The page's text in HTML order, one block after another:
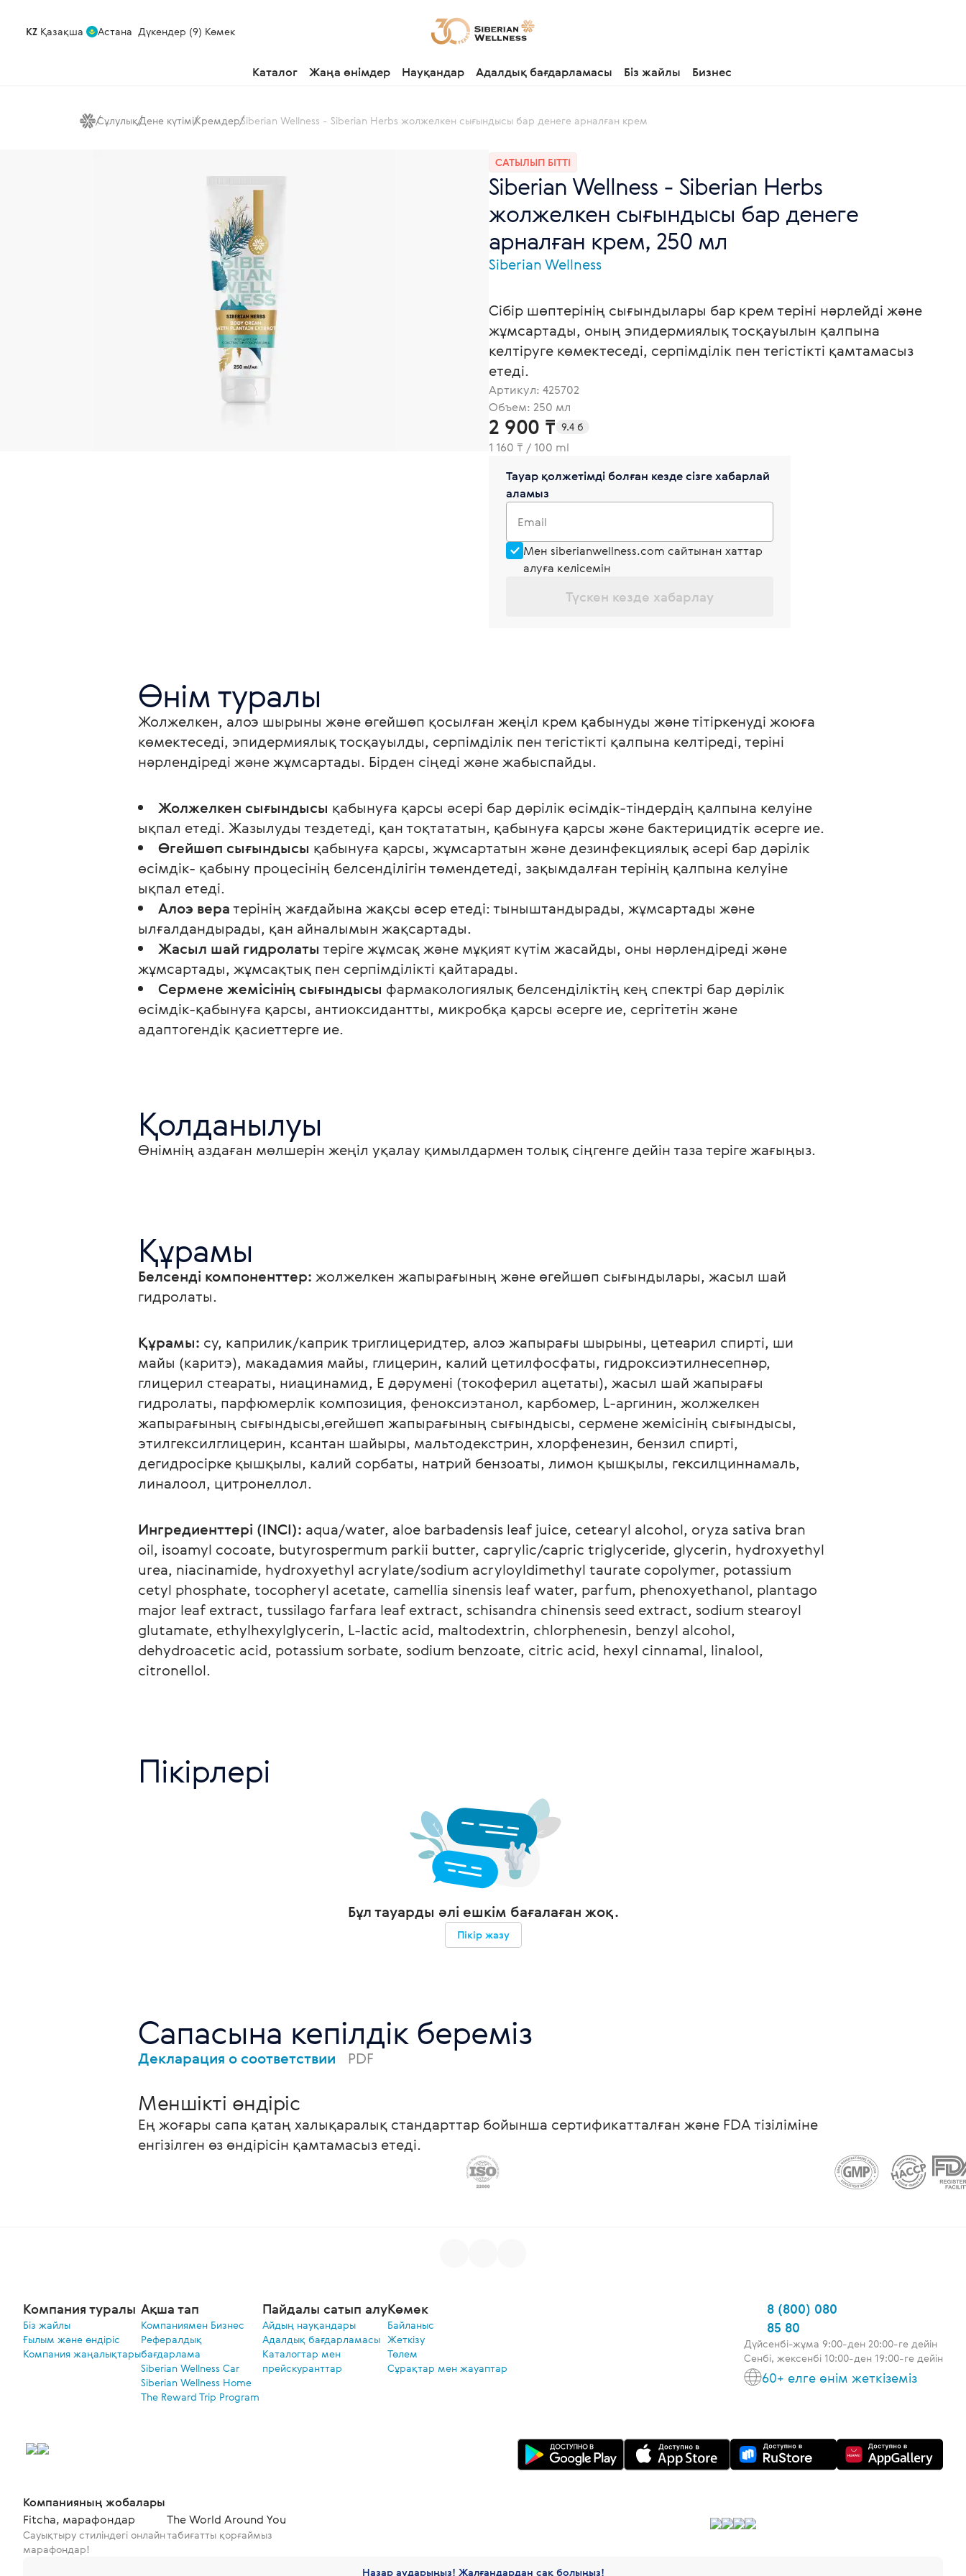
KZ Қазақша Астана Дүкендер (9) Көмек
Каталог Жаңа өнімдер Науқандар Адалдық бағдарламасы Біз жайлы Бизнес
СұлулықДене күтіміКремдерSiberian Wellness - Siberian Herbs жолжелкен сығындысы бар денеге арналған крем
САТЫЛЫП БІТТІ
Siberian Wellness - Siberian Herbs
жолжелкен сығындысы бар денеге
арналған крем, 250 мл
Siberian Wellness
Сібір шөптерінің сығындылары бар крем теріні нәрлейді және
жұмсартады, оның эпидермиялық тосқауылын қалпына
келтіруге көмектеседі, серпімділік пен тегістікті қамтамасыз
етеді.
Артикул: 425702
Объем: 250 мл
2 900 ₸ 9.4 б
1 160 ₸ / 100 ml
Тауар қолжетімді болған кезде сізге хабарлай
аламыз
Email
Мен siberianwellness.com сайтынан хаттар
алуға келісемін
Түскен кезде хабарлау
Өнім туралы
Жолжелкен, алоэ шырыны және өгейшөп қосылған жеңіл крем қабынуды және тітіркенуді жоюға
көмектеседі, эпидермиялық тосқауылды, серпімділік пен тегістікті қалпына келтіреді, теріні
нәрлендіреді және жұмсартады. Бірден сіңеді және жабыспайды.
Жолжелкен сығындысы қабынуға қарсы әсері бар дәрілік өсімдік-тіндердің қалпына келуіне
ықпал етеді. Жазылуды тездетеді, қан тоқтататын, қабынуға қарсы және бактерицидтік әсерге ие.
Өгейшөп сығындысы қабынуға қарсы, жұмсартатын және дезинфекциялық әсері бар дәрілік
өсімдік- қабыну процесінің белсенділігін төмендетеді, зақымдалған терінің қалпына келуіне
ықпал етеді.
Алоэ вератерінің жағдайына жақсы әсер етеді: тыныштандырады, жұмсартады және
ылғалдандырады, қан айналымын жақсартады.
Жасыл шай гидролаты теріге жұмсақ және мұқият күтім жасайды, оны нәрлендіреді және
жұмсартады, жұмсақтық пен серпімділікті қайтарады.
Сермене жемісінің сығындысы фармакологиялық белсенділіктің кең спектрі бар дәрілік
өсімдік-қабынуға қарсы, антиоксидантты, микробқа қарсы әсерге ие, сергітетін және
адаптогендік қасиеттерге ие.
Қолданылуы
Өнімнің аздаған мөлшерін жеңіл уқалау қимылдармен толық сіңгенге дейін таза теріге жағыңыз.
Құрамы
Белсенді компоненттер: жолжелкен жапырағының және өгейшөп сығындылары, жасыл шай
гидролаты.
Құрамы: су, каприлик/каприк триглицеридтер, алоэ жапырағы шырыны, цетеарил спирті, ши
майы (каритэ), макадамия майы, глицерин, калий цетилфосфаты, гидроксиэтилнесепнәр,
глицерил стеараты, ниацинамид, Е дәрумені (токоферил ацетаты), жасыл шай жапырағы
гидролаты, парфюмерлік композиция, феноксиэтанол, карбомер, L-аргинин, жолжелкен
жапырағының сығындысы,өгейшөп жапырағының сығындысы, сермене жемісінің сығындысы,
этилгексилглицерин, ксантан шайыры, мальтодекстрин, хлорфенезин, бензил спирті,
дегидросірке қышқылы, калий сорбаты, натрий бензоаты, лимон қышқылы, гексилциннамаль,
линалоол, цитронеллол.
Ингредиенттері (INCI): aqua/water, aloe barbadensis leaf juice, cetearyl alcohol, oryza sativa bran
oil, isoamyl cocoate, butyrospermum parkii butter, caprylic/capric triglyceride, glycerin, hydroxyethyl
urea, niacinamide, hydroxyethyl acrylate/sodium acryloyldimethyl taurate copolymer, potassium
cetyl phosphate, tocopheryl acetate, camellia sinensis leaf water, parfum, phenoxyethanol, plantago
major leaf extract, tussilago farfara leaf extract, schisandra chinensis seed extract, sodium stearoyl
glutamate, ethylhexylglycerin, L-lactic acid, maltodextrin, chlorphenesin, benzyl alcohol,
dehydroacetic acid, potassium sorbate, sodium benzoate, citric acid, hexyl cinnamal, linalool,
citronellol.
Пікірлері
Бұл тауарды әлі ешкім бағалаған жоқ.
Пікір жазу
Сапасына кепілдік береміз
Декларация о соответствии PDF
Меншікті өндіріс
Ең жоғары сапа қатаң халықаралық стандарттар бойынша сертификатталған және FDA тізіліміне
енгізілген өз өндірісін қамтамасыз етеді.
Компания туралы
Біз жайлы
Ғылым және өндіріс
Компания жаңалықтары
Ақша тап
Компаниямен Бизнес
Рефералдық
бағдарлама
Siberian Wellness Car
Siberian Wellness Home
The Reward Trip Program
Пайдалы сатып алу
Айдың науқандары
Адалдық бағдарламасы
Каталогтар мен
прейскуранттар
Көмек
Байланыс
Жеткізу
Төлем
Сұрақтар мен жауаптар
8 (800) 080
85 80
Дүйсенбі-жұма 9:00-ден 20:00-ге дейін
Сенбі, жексенбі 10:00-ден 19:00-ге дейін
60+ елге өнім жеткіземіз
Компанияның жобалары
Fitcha, марафондар
Сауықтыру стиліндегі онлайн
марафондар!
The World Around You
табиғатты қорғаймыз
Назар аударыңыз! Жалғандардан сақ болыңыз!